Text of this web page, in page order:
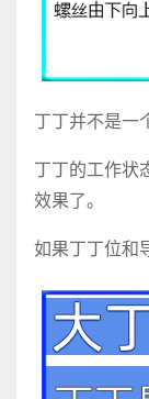
丁丁并不是一
丁丁的工作状
效果了。
如果丁丁位和